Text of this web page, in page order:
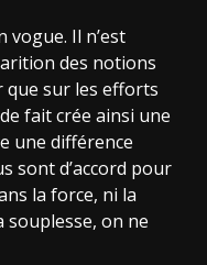
vogue. Il n’est
des notions
que sur les efforts
fait crée ainsi une
une différence
sont d’accord pour
la force, ni la
souplesse, on ne